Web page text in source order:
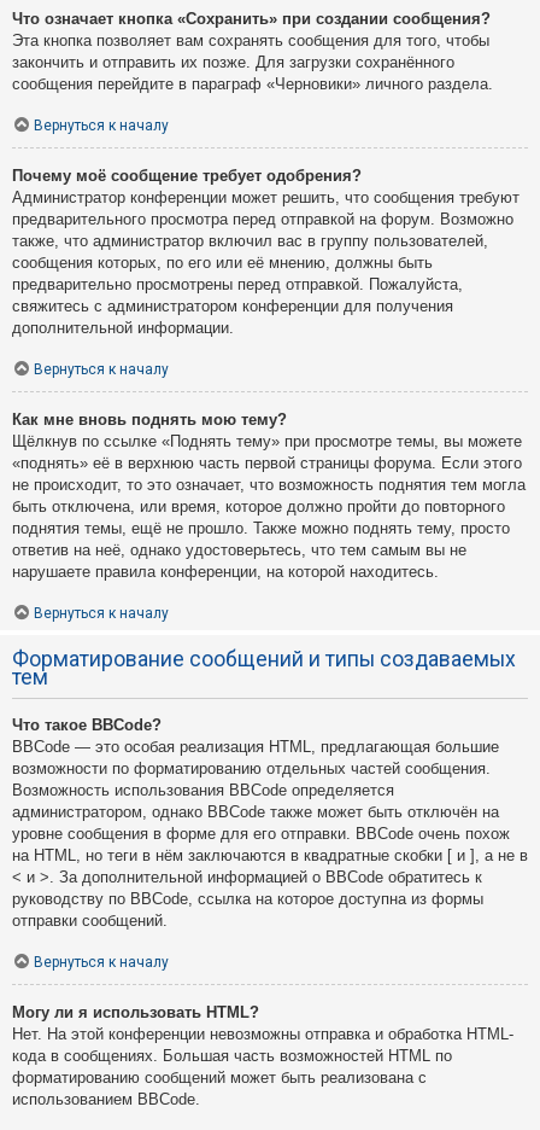
Что означает кнопка «Сохранить» при создании сообщения?
Эта кнопка позволяет вам сохранять сообщения для того, чтобы
закончить и отправить их позже. Для загрузки сохранённого
сообщения перейдите в параграф «Черновики» личного раздела.
Вернуться к началу
Почему моё сообщение требует одобрения?
Администратор конференции может решить, что сообщения требуют
предварительного просмотра перед отправкой на форум. Возможно
также, что администратор включил вас в группу пользователей,
сообщения которых, по его или её мнению, должны быть
предварительно просмотрены перед отправкой. Пожалуйста,
свяжитесь с администратором конференции для получения
дополнительной информации.
Вернуться к началу
Как мне вновь поднять мою тему?
Щёлкнув по ссылке «Поднять тему» при просмотре темы, вы можете
«поднять» её в верхнюю часть первой страницы форума. Если этого
не происходит, то это означает, что возможность поднятия тем могла
быть отключена, или время, которое должно пройти до повторного
поднятия темы, ещё не прошло. Также можно поднять тему, просто
ответив на неё, однако удостоверьтесь, что тем самым вы не
нарушаете правила конференции, на которой находитесь.
Вернуться к началу
Форматирование сообщений и типы создаваемых
тем
Что такое BBCode?
BBCode — это особая реализация HTML, предлагающая большие
возможности по форматированию отдельных частей сообщения.
Возможность использования BBCode определяется
администратором, однако BBCode также может быть отключён на
уровне сообщения в форме для его отправки. BBCode очень похож
на HTML, но теги в нём заключаются в квадратные скобки [ и ], а не в
< и >. За дополнительной информацией о BBCode обратитесь к
руководству по BBCode, ссылка на которое доступна из формы
отправки сообщений.
Вернуться к началу
Могу ли я использовать HTML?
Нет. На этой конференции невозможны отправка и обработка HTML-
кода в сообщениях. Большая часть возможностей HTML по
форматированию сообщений может быть реализована с
использованием BBCode.